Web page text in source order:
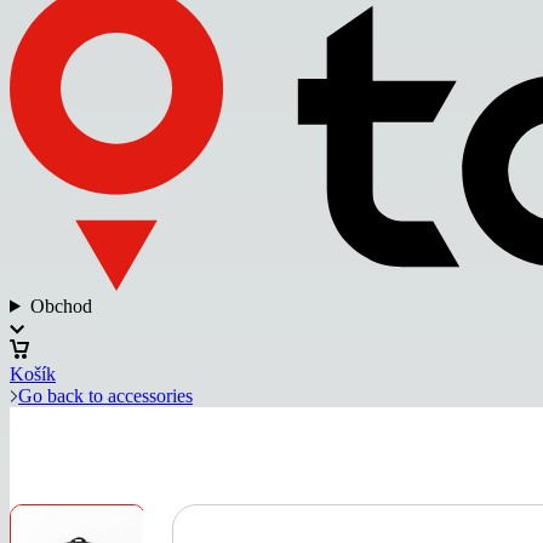
Obchod
Košík
Go back to accessories